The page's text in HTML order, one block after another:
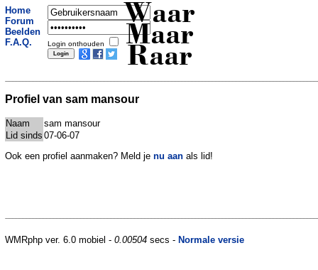
Home
Forum
Beelden
F.A.Q.
Login onthouden
Waar
Maar
Raar
Profiel van sam mansour
Naam
sam mansour
Lid sinds 07-06-07
Ook een profiel aanmaken? Meld je nu aan als lid!
WMRphp ver. 6.0 mobiel - 0.00504 secs - Normale versie